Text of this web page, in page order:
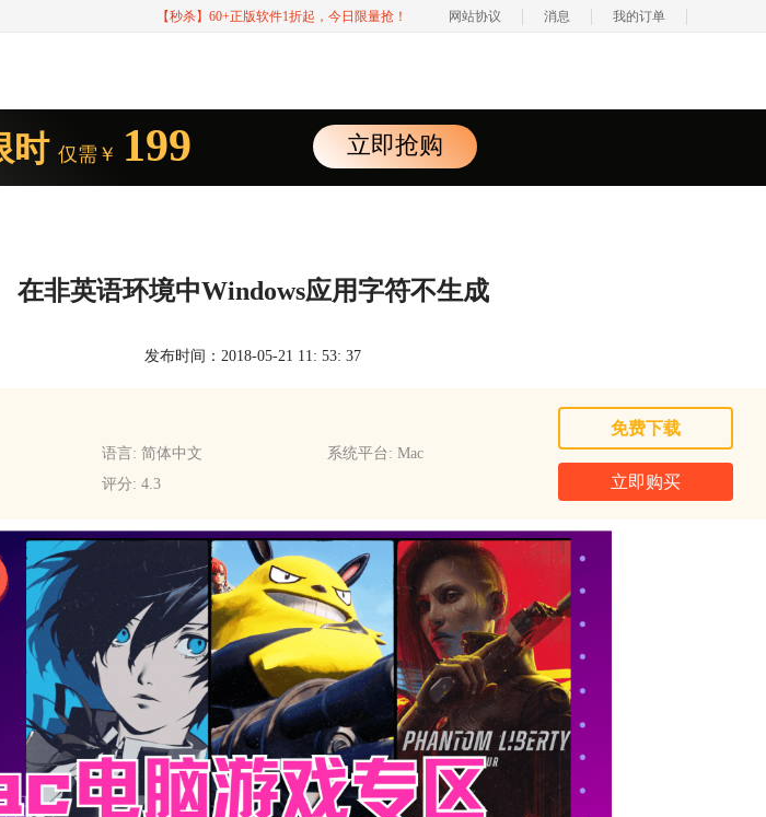
【秒杀】60+正版软件1折起，今日限量抢！ 网站协议 消息 我的订单
时 仅需￥ 199 立即抢购
在非英语环境中Windows应用字符不生成
发布时间：2018-05-21 11: 53: 37
语言: 简体中文
系统平台: Mac
评分: 4.3
免费下载
立即购买